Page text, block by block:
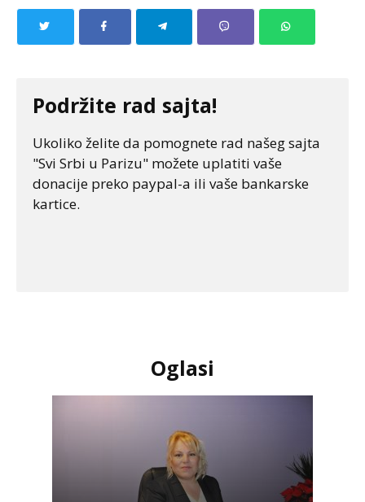
Podržite rad sajta!
Ukoliko želite da pomognete rad našeg sajta
"Svi Srbi u Parizu" možete uplatiti vaše
donacije preko paypal-a ili vaše bankarske
kartice.
Oglasi